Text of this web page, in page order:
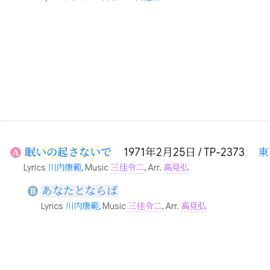
A 眠いの起さないで 1971年2月25日 / TP-2373
Lyrics 川内康範, Music 三佳令二, Arr. 高見弘
B あなたとならば
Lyrics 川内康範, Music三佳令二, Arr. 高見弘